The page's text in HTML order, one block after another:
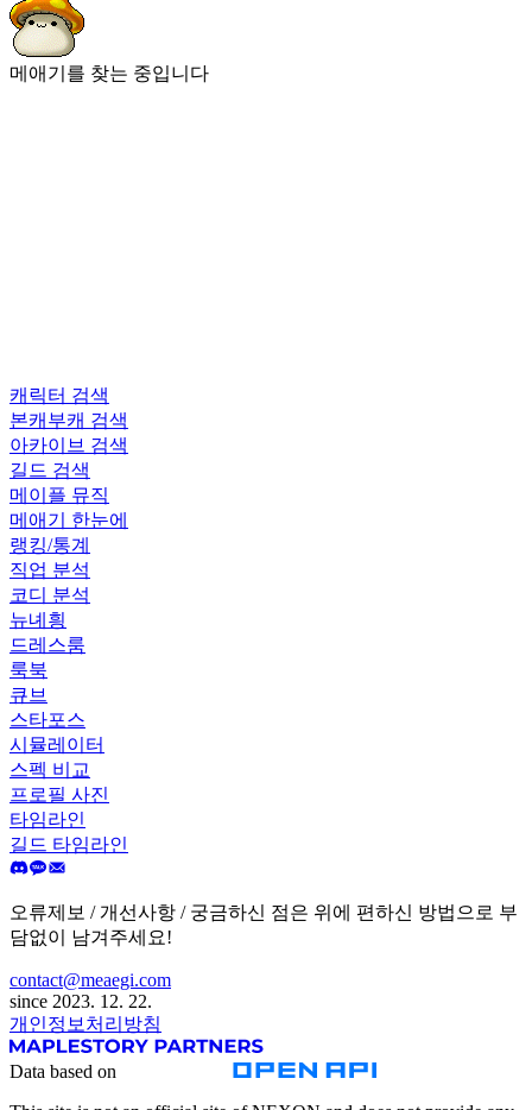
메애기를 찾는 중입니다
캐릭터 검색
본캐부캐 검색
아카이브 검색
길드 검색
메이플 뮤직
메애기 한눈에
랭킹/통계
직업 분석
코디 분석
뉴녜힁
드레스룸
룩북
큐브
스타포스
시뮬레이터
스펙 비교
프로필 사진
타임라인
길드 타임라인
오류제보 / 개선사항 / 궁금하신 점은 위에 편하신 방법으로 부
담없이 남겨주세요!
contact@meaegi.com
since 2023. 12. 22.
개인정보처리방침
Data based on